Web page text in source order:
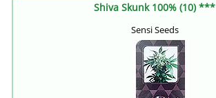
Shiva Skunk 100% (10) ***
Sensi Seeds